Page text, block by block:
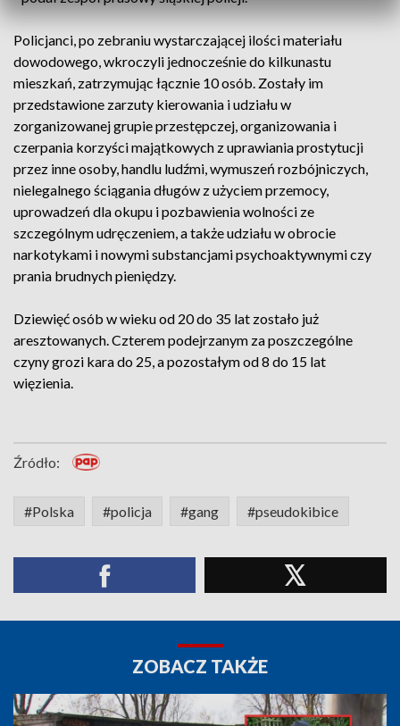
Policjanci, po zebraniu wystarczającej ilości materiału
dowodowego, wkroczyli jednocześnie do kilkunastu
mieszkań, zatrzymując łącznie 10 osób. Zostały im
przedstawione zarzuty kierowania i udziału w
zorganizowanej grupie przestępczej, organizowania i
czerpania korzyści majątkowych z uprawiania prostytucji
przez inne osoby, handlu ludźmi, wymuszeń rozbójniczych,
nielegalnego ściągania długów z użyciem przemocy,
uprowadzeń dla okupu i pozbawienia wolności ze
szczególnym udręczeniem, a także udziału w obrocie
narkotykami i nowymi substancjami psychoaktywnymi czy
prania brudnych pieniędzy.
Dziewięć osób w wieku od 20 do 35 lat zostało już
aresztowanych. Czterem podejrzanym za poszczególne
czyny grozi kara do 25, a pozostałym od 8 do 15 lat
więzienia.
Źródło:
#Polska #policja #gang #pseudokibice
ZOBACZ TAKŻE